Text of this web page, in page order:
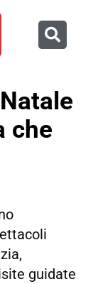
che
guidate